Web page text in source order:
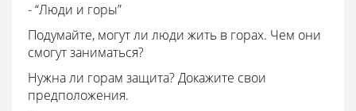
- “Люди и горы”
Подумайте, могут ли люди жить в горах. Чем они
смогут заниматься?
Нужна ли горам защита? Докажите свои
предположения.